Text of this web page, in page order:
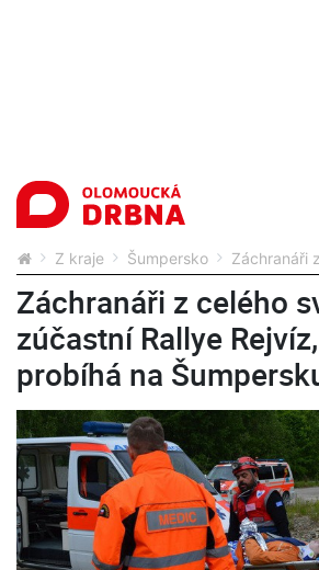
Z kraje Šumpersko Záchranáři
Záchranáři z celého
zúčastní Rallye
probíhá na